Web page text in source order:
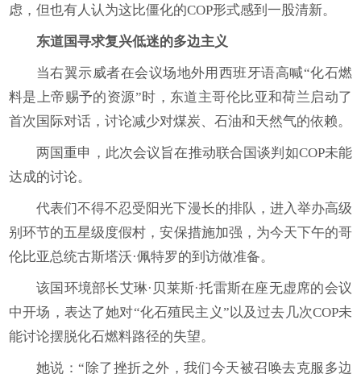
虑，但也有人认为这比僵化的COP形式感到一股清新。
东道国寻求复兴低迷的多边主义
当右翼示威者在会议场地外用西班牙语高喊“化石燃
料是上帝赐予的资源”时，东道主哥伦比亚和荷兰启动了
首次国际对话，讨论减少对煤炭、石油和天然气的依赖。
两国重申，此次会议旨在推动联合国谈判如COP未能
达成的讨论。
代表们不得不忍受阳光下漫长的排队，进入举办高级
别环节的五星级度假村，安保措施加强，为今天下午的哥
伦比亚总统古斯塔沃·佩特罗的到访做准备。
该国环境部长艾琳·贝莱斯·托雷斯在座无虚席的会议
中开场，表达了她对“化石殖民主义”以及过去几次COP未
能讨论摆脱化石燃料路径的失望。
她说：“除了挫折之外，我们今天被召唤去克服多边